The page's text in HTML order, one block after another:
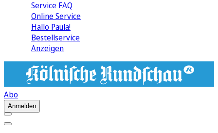
Service FAQ
Online Service
Hallo Paula!
Bestellservice
Anzeigen
Abo
Anmelden